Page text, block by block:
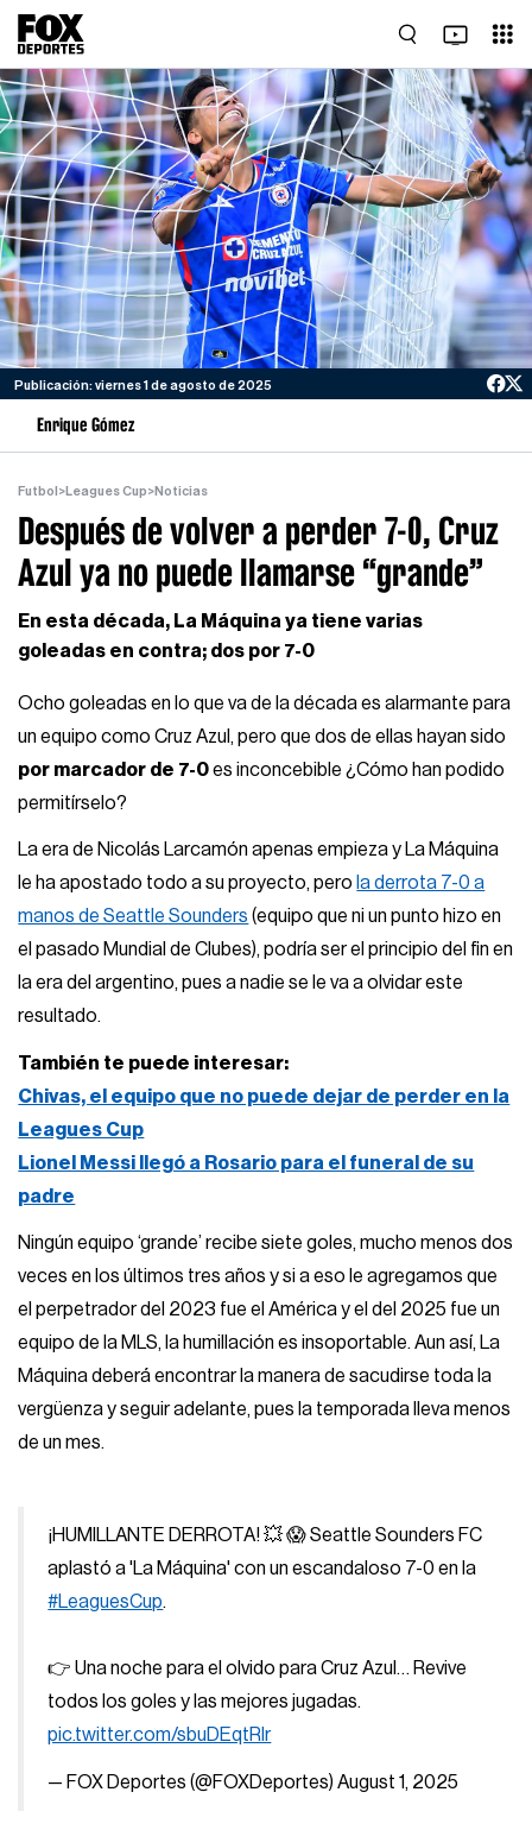
Publicación: viernes 1 de agosto de 2025
Enrique Gómez
Futbol >Leagues Cup>Noticias
Después de volver a perder 7-0, Cruz
Azul ya no puede llamarse “grande”
En esta década, La Máquina ya tiene varias
goleadas en contra; dos por 7-0
Ocho goleadas en lo que va de la década es alarmante para
un equipo como Cruz Azul, pero que dos de ellas hayan sido
por marcador de 7-0es inconcebible ¿Cómo han podido
permitírselo?
La era de Nicolás Larcamón apenas empieza y La Máquina
le ha apostado todo a su proyecto, pero la derrota 7-0 a
manos de Seattle Sounders (equipo que ni un punto hizo en
el pasado Mundial de Clubes), podría ser el principio del fin en
la era del argentino, pues a nadie se le va a olvidar este
resultado.
También te puede interesar:
Chivas, el equipo que no puede dejar de perder en la
Leagues Cup
Lionel Messi llegó a Rosario para el funeral de su
padre
Ningún equipo ‘grande’ recibe siete goles, mucho menos dos
veces en los últimos tres años y si a eso le agregamos que
el perpetrador del 2023 fue el América y el del 2025 fue un
equipo de la MLS, la humillación es insoportable. Aun así, La
Máquina deberá encontrar la manera de sacudirse toda la
vergüenza y seguir adelante, pues la temporada lleva menos
de un mes.
¡HUMILLANTE DERROTA! 💥 😱 Seattle Sounders FC
aplastó a 'La Máquina' con un escandaloso 7-0 en la
#LeaguesCup.
👉 Una noche para el olvido para Cruz Azul… Revive
todos los goles y las mejores jugadas.
pic.twitter.com/sbuDEqtRIr
— FOX Deportes (@FOXDeportes)August 1, 2025